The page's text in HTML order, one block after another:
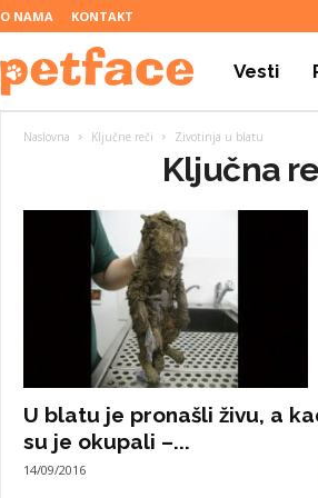
O NAMA KONTAKT
f
a
Vesti
Naslovna Ključne reči Zivotinja u blatu
Ključna
U blatu je pronašli živu, a
su je okupali –...
14/09/2016